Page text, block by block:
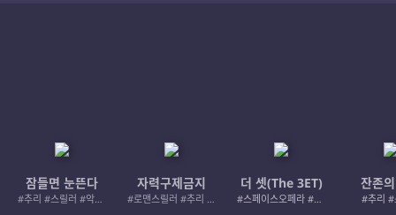
잠들면 눈뜬다
#추리 #스릴러 #악인 #로드레이지
자력구제금지
#로맨스릴러 #추리 #여성서사 #사적제재
더 셋(The 3ET)
#스페이스오페라 #우주활극
잔존
#추리 #